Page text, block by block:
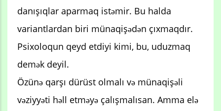
danışıqlar aparmaq istəmir. Bu halda
variantlardan biri münaqişədən çıxmaqdır.
Psixoloqun qeyd etdiyi kimi, bu, uduzmaq
demək deyil.
Özünə qarşı dürüst olmalı və münaqişəli
vəziyyəti həll etməyə çalışmalısan. Amma elə